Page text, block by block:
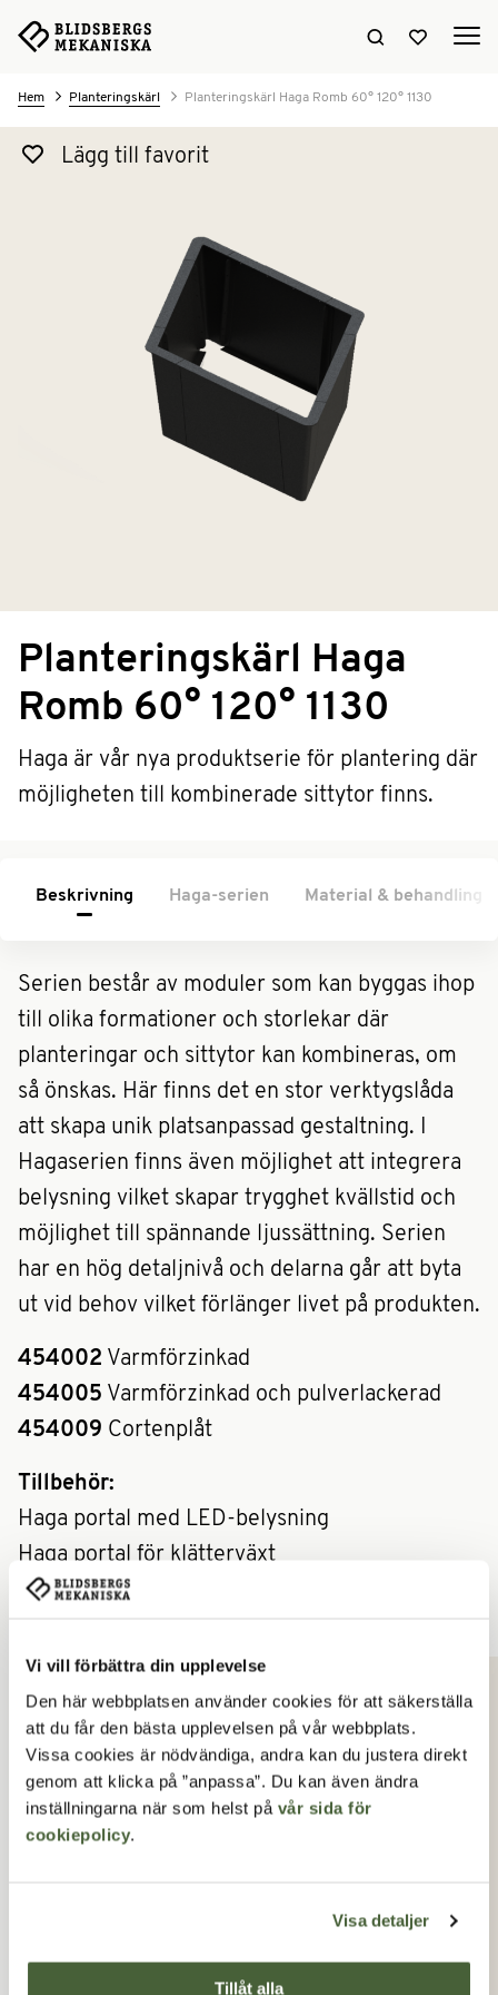
Vi vill förbättra din upplevelse
Den här webbplatsen använder cookies för att säkerställa
att du får den bästa upplevelsen på vår webbplats.
Vissa cookies är nödvändiga, andra kan du justera direkt
genom att klicka på ”anpassa”. Du kan även ändra
inställningarna när som helst på vår sida för
cookiepolicy.
Visa detaljer
Tillåt alla
Sök hemsidan
Visa
Hem Planteringskärl Planteringskärl Haga Romb 60° 120° 1130
Planteringskärl Haga
Romb 60° 120° 1130
Haga är vår nya produktserie för plantering där
möjligheten till kombinerade sittytor finns.
Lägg till favorit
Beskrivning Haga-serien Material & behandling
Serien består av moduler som kan byggas ihop
till olika formationer och storlekar där
planteringar och sittytor kan kombineras, om
så önskas. Här finns det en stor verktygslåda
att skapa unik platsanpassad gestaltning. I
Hagaserien finns även möjlighet att integrera
belysning vilket skapar trygghet kvällstid och
möjlighet till spännande ljussättning. Serien
har en hög detaljnivå och delarna går att byta
ut vid behov vilket förlänger livet på produkten.
454002 Varmförzinkad
454005 Varmförzinkad och pulverlackerad
454009 Cortenplåt
Tillbehör:
Haga portal med LED-belysning
Haga portal för klätterväxt